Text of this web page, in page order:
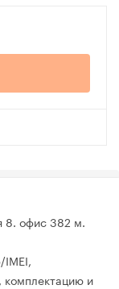
8. офис 382 м.
комплектацию и